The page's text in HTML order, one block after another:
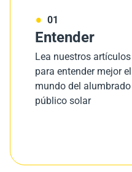
01
Entender
Lea nuestros artículos
para entender mejor el
mundo del alumbrado
público solar